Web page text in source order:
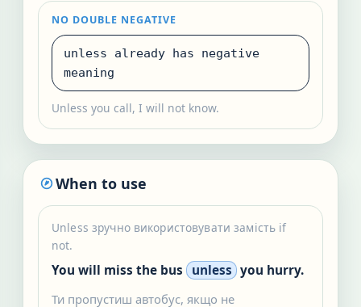
NO DOUBLE NEGATIVE
unless already has negative
meaning
Unless you call, I will not know.
When to use
Unless зручно використовувати замість if
not.
You will miss the bus unless you hurry.
Ти пропустиш автобус, якщо не